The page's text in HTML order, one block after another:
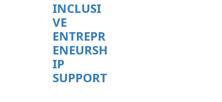
INCLUSI
VE
ENTREPR
ENEURSH
IP
SUPPORT